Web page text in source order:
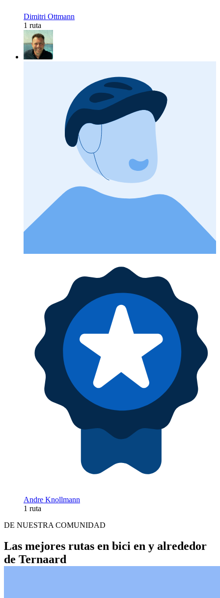
Dimitri Ottmann
1 ruta
Andre Knollmann
1 ruta
DE NUESTRA COMUNIDAD
Las mejores rutas en bici en y alrededor
de Ternaard